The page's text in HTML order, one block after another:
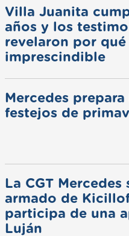
Villa Juanita
años y los
revelaron por
imprescindible
Mercedes prepara
festejos de
La CGT Mercedes
armado de
participa de una
Luján